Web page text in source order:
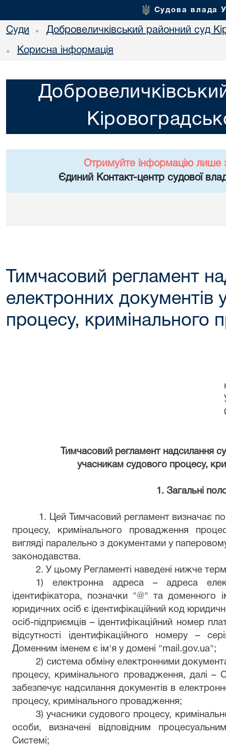
Судова влада
Суди • Добровеличківський районний суд
• Корисна інформація
Отримуйте інформацію лише
Єдиний Контакт-центр судової
Тимчасовий регламент
електронних документів
процесу, кримінального
Тимчасовий регламент надсилання
учасникам судового процесу,
1. Загальні
1. Цей Тимчасовий регламент визначає
процесу, кримінального провадження
вигляді паралельно з документами у
законодавства.
2. У цьому Регламенті наведені нижче
1) електронна адреса – адреса
ідентифікатора, позначки "@" та доменного
юридичних осіб є ідентифікаційний код
осіб-підприємців – ідентифікаційний номер
відсутності ідентифікаційного номеру –
Доменним іменем є ім'я у домені "mail.gov.ua";
2) система обміну електронними
процесу, кримінального провадження, далі
забезпечує надсилання документів в
процесу, кримінального провадження;
3) учасники судового процесу,
особи, визначені відповідним
Системі;